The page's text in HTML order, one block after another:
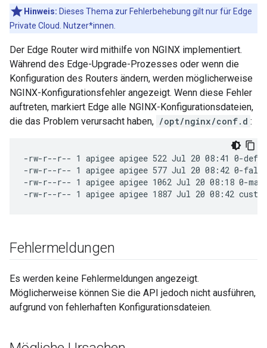
Hinweis: Dieses Thema zur Fehlerbehebung gilt nur für Edge
Private Cloud. Nutzer*innen.
Der Edge Router wird mithilfe von NGINX implementiert.
Während des Edge-Upgrade-Prozesses oder wenn die
Konfiguration des Routers ändern, werden möglicherweise
NGINX-Konfigurationsfehler angezeigt. Wenn diese Fehler
auftreten, markiert Edge alle NGINX-Konfigurationsdateien,
die das Problem verursacht haben, /opt/nginx/conf.d :
-rw-r--r-- 1 apigee apigee 522 Jul 20 08:41 0-
-rw-r--r-- 1 apigee apigee 577 Jul 20 08:42 0-
-rw-r--r-- 1 apigee apigee 1062 Jul 20 08:18 0-
-rw-r--r-- 1 apigee apigee 1887 Jul 20 08:42
Fehlermeldungen
Es werden keine Fehlermeldungen angezeigt.
Möglicherweise können Sie die API jedoch nicht ausführen,
aufgrund von fehlerhaften Konfigurationsdateien.